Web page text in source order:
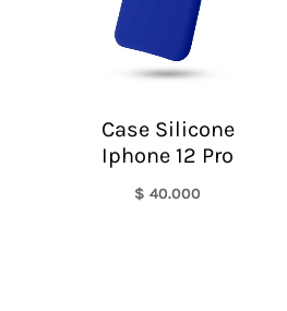
Case Silicone
Iphone 12 Pro
$ 40.000